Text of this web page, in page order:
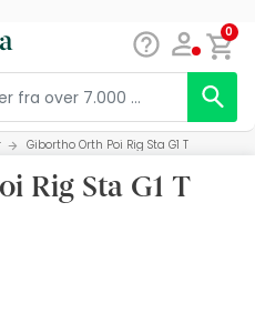
0
Gibortho Orth Poi Rig Sta G1 T
Rig Sta G1 T